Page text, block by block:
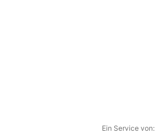
Ein Service von: